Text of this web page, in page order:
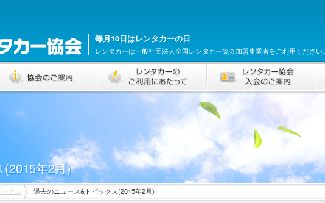
毎月10日はレンタカーの日
レンタカーは一般社団法人全国レンタカー協会加盟事業者をご利用ください。
(2015年2月)
クス 過去のニュース&トピックス(2015年2月)